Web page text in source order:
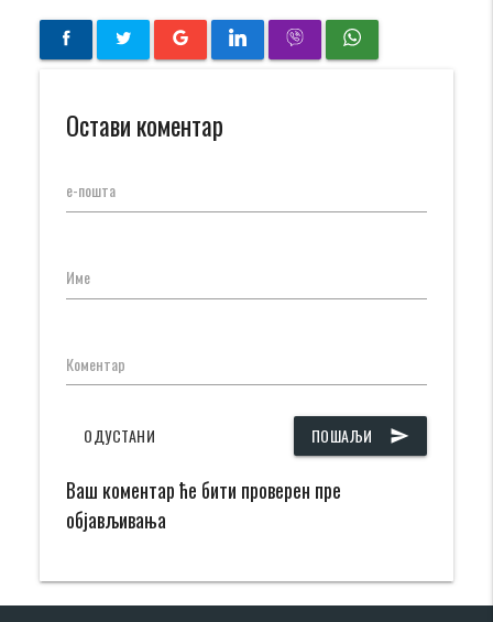
Остави коментар
е-пошта
Име
Коментар
ПОШАЉИ send
ОДУСТАНИ
Ваш коментар ће бити проверен пре
објављивања